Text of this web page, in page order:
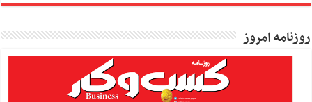
روزنامه امروز